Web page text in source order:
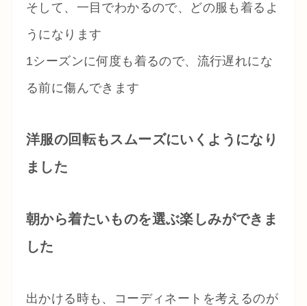
そして、一目でわかるので、どの服も着るよ
うになります
1シーズンに何度も着るので、流行遅れにな
る前に傷んできます
洋服の回転もスムーズにいくようになり
ました
朝から着たいものを選ぶ楽しみができま
した
出かける時も、コーディネートを考えるのが